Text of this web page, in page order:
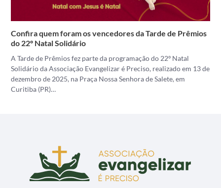
Confira quem foram os vencedores da Tarde de Prêmios
do 22º Natal Solidário
A Tarde de Prêmios fez parte da programação do 22º Natal
Solidário da Associação Evangelizar é Preciso, realizado em 13 de
dezembro de 2025, na Praça Nossa Senhora de Salete, em
Curitiba (PR)…